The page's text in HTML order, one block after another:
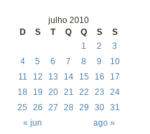
julho 2010
D
S T Q Q S S
« jun ago »
1 2
3
4
5 6 7 8 9
10
11
12 13 14 15 16
17
18
19 20 21 22 23
24
25
26 27 28 29 30 31